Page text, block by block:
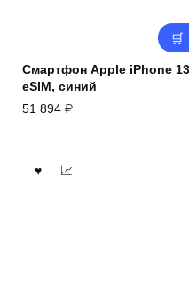
Смартфон Apple iPhone
eSIM, синий
51 894 ₽